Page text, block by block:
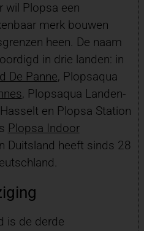
wil Plopsa een
merk bouwen
heen. De naam
in drie landen: in
De Panne, Plopsaqua
, Plopsaqua Landen-
en Plopsa Station
Plopsa Indoor
Duitsland heeft sinds 28
is de derde